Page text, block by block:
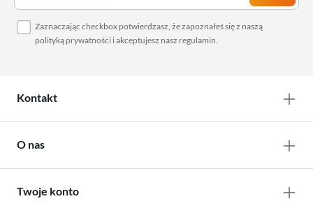
Zaznaczając checkbox potwierdzasz, że zapoznałeś się z naszą
polityką prywatności i akceptujesz nasz regulamin.
Kontakt
O nas
Twoje konto